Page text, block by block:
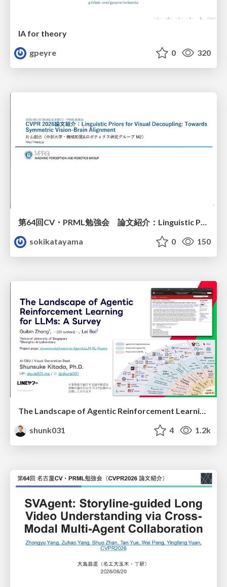
IA for theory
gpeyre
0 320
第64回CV・PRML勉強会 論文紹介：Linguistic Priors for Visual Decoupling: Towards Symmetric Vision-Brain Alignment
sokikatayama
0 150
The Landscape of Agentic Reinforcement Learning for LLMs: A Survey
shunk031
4 1.2k